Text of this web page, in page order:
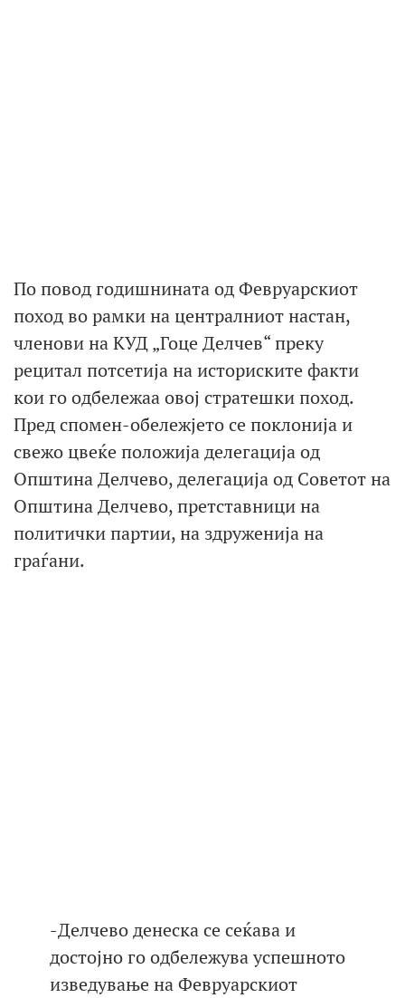
По повод годишнината од Февруарскиот
поход во рамки на централниот настан,
членови на КУД „Гоце Делчев“ преку
рецитал потсетија на историските факти
кои го одбележаа овој стратешки поход.
Пред спомен-обележјето се поклонија и
свежо цвеќе положија делегација од
Општина Делчево, делегација од Советот на
Општина Делчево, претставници на
политички партии, на здруженија на
граѓани.
-Делчево денеска се сеќава и
достојно го одбележува успешното
изведување на Февруарскиот